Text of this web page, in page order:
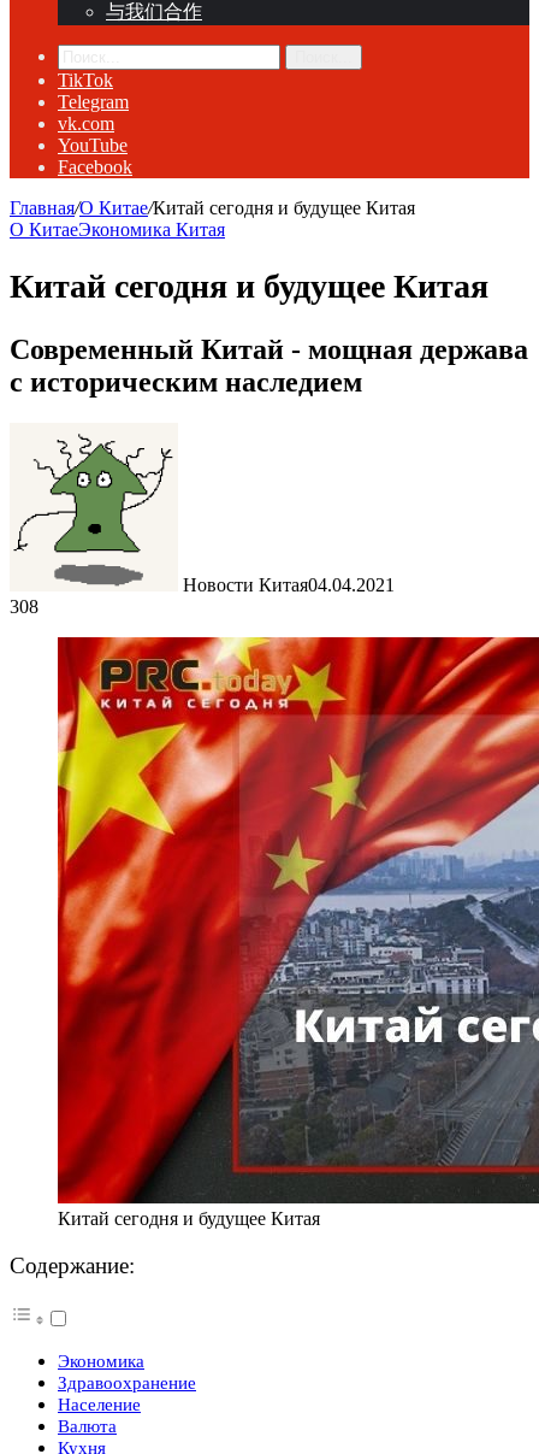
与我们合作
TikTok
Telegram
vk.com
YouTube
Facebook
Главная/О Китае/Китай сегодня и будущее Китая
О КитаеЭкономика Китая
Китай сегодня и будущее Китая
Современный Китай - мощная держава
с историческим наследием
Новости Китая04.04.2021
308
Китай сегодня и будущее Китая
Содержание:
Экономика
Здравоохранение
Население
Валюта
Кухня